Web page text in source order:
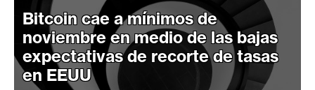
p
t
o
M
Bitcoin cae a mínimos de
noviembre en medio de las bajas
expectativas de recorte de tasas
en EEUU